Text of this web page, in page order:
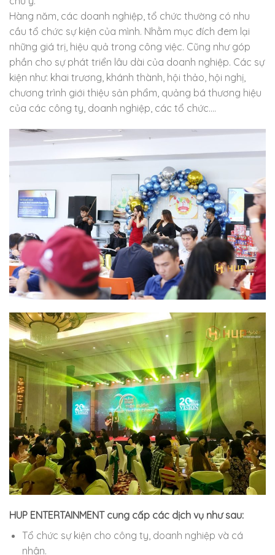
Hàng năm, các doanh nghiệp, tổ chức thường có nhu
cầu tổ chức sự kiện của mình. Nhằm mục đích đem lại
những giá trị, hiệu quả trong công việc. Cũng như góp
phần cho sự phát triển lâu dài của doanh nghiệp. Các sự
kiện như: khai trương, khánh thành, hội thảo, hội nghị,
chương trình giới thiệu sản phẩm, quảng bá thương hiệu
của các công ty, doanh nghiệp, các tổ chức….
HUP ENTERTAINMENT cung cấp các dịch vụ như sau:
Tổ chức sự kiện cho công ty, doanh nghiệp và cá
nhân.